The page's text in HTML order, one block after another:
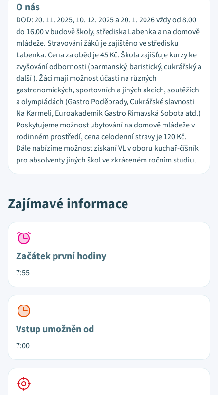
O nás
DOD: 20. 11. 2025, 10. 12. 2025 a 20. 1. 2026 vždy od 8.00
do 16.00 v budově školy, střediska Labenka a na domově
mládeže. Stravování žáků je zajištěno ve středisku
Labenka. Cena za oběd je 45 Kč. Škola zajišťuje kurzy ke
zvyšování odbornosti (barmanský, baristický, cukrářský a
další ). Žáci mají možnost účasti na různých
gastronomických, sportovních a jiných akcích, soutěžích
a olympiádách (Gastro Poděbrady, Cukrářské slavnosti
Na Karmeli, Euroakademik Gastro Rimavská Sobota atd.)
Poskytujeme možnost ubytování na domově mládeže v
rodinném prostředí, cena celodenní stravy je 120 Kč.
Dále nabízíme možnost získání VL v oboru kuchař-číšník
pro absolventy jiných škol ve zkráceném ročním studiu.
Zajímavé informace
Začátek první hodiny
7:55
Vstup umožněn od
7:00